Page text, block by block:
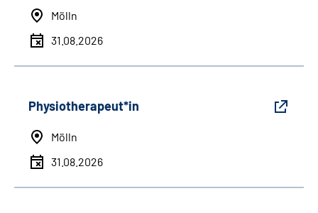
Mölln
31.08.2026
Physiotherapeut*in
Mölln
31.08.2026